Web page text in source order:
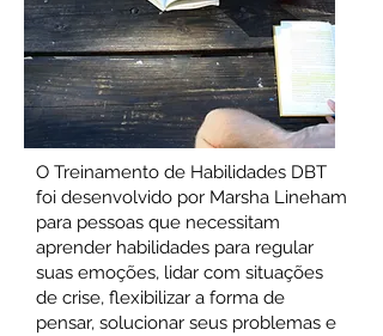
O Treinamento de Habilidades DBT
foi desenvolvido por Marsha Lineham
para pessoas que necessitam
aprender habilidades para regular
suas emoções, lidar com situações
de crise, flexibilizar a forma de
pensar, solucionar seus problemas e